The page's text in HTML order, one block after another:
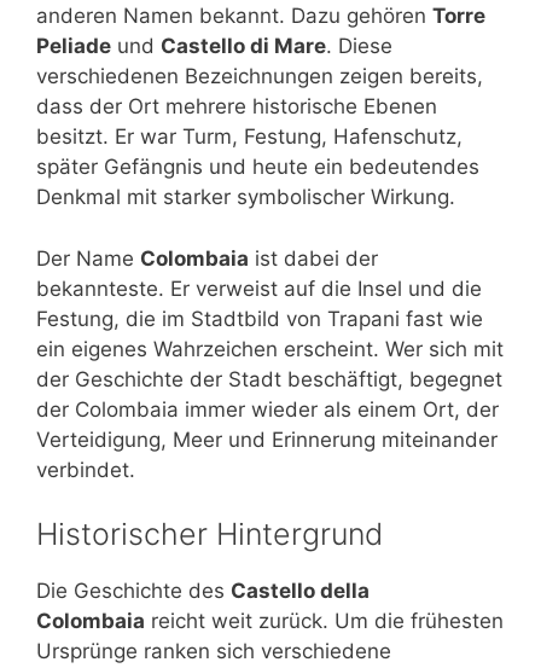
anderen Namen bekannt. Dazu gehören Torre
Peliade und Castello di Mare. Diese
verschiedenen Bezeichnungen zeigen bereits,
dass der Ort mehrere historische Ebenen
besitzt. Er war Turm, Festung, Hafenschutz,
später Gefängnis und heute ein bedeutendes
Denkmal mit starker symbolischer Wirkung.
Der Name Colombaia ist dabei der
bekannteste. Er verweist auf die Insel und die
Festung, die im Stadtbild von Trapani fast wie
ein eigenes Wahrzeichen erscheint. Wer sich mit
der Geschichte der Stadt beschäftigt, begegnet
der Colombaia immer wieder als einem Ort, der
Verteidigung, Meer und Erinnerung miteinander
verbindet.
Historischer Hintergrund
Die Geschichte des Castello della
Colombaia reicht weit zurück. Um die frühesten
Ursprünge ranken sich verschiedene